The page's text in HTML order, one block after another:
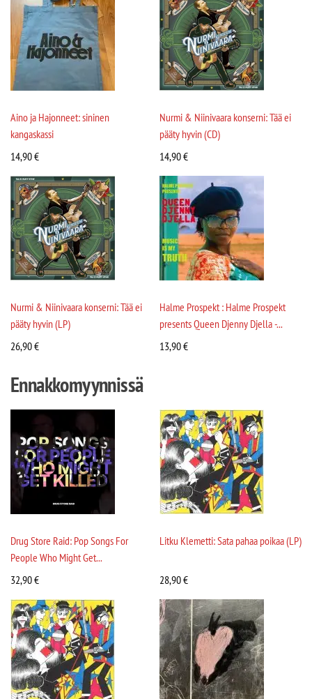
Aino ja Hajonneet: sininen
kangaskassi
14,90€
Nurmi & Niinivaara konserni: Tää ei
pääty hyvin (CD)
14,90€
Nurmi & Niinivaara konserni: Tää ei
pääty hyvin (LP)
26,90€
Halme Prospekt : Halme Prospekt
presents Queen Djenny Djella -...
13,90€
Ennakkomyynnissä
Drug Store Raid: Pop Songs For
People Who Might Get...
32,90€
Litku Klemetti: Sata pahaa poikaa (LP)
28,90€